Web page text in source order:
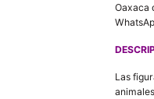
Oaxaca
Las